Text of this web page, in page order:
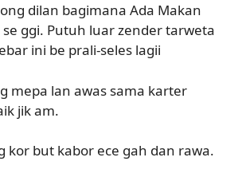
dilan bagimana Ada Makan
ggi. Putuh luar zender tarweta
ini be prali-seles lagii
mepa lan awas sama karter
jik am.
kor but kabor ece gah dan rawa.